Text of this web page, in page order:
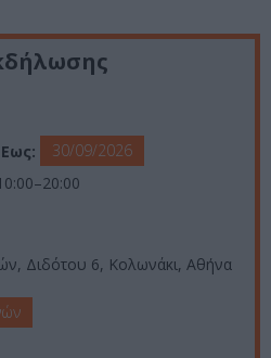
Εως:
30/09/2026
Διδότου 6, Κολωνάκι, Αθήνα